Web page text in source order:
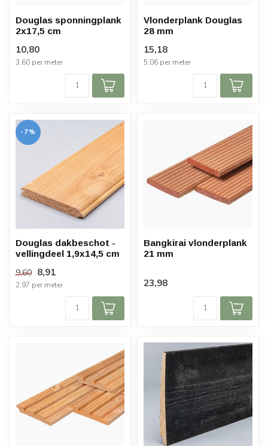
Douglas sponningplank
2x17,5 cm
10,80
3,60 per meter
Vlonderplank Douglas
28 mm
15,18
5,06 per meter
-7%
Douglas dakbeschot -
vellingdeel 1,9x14,5 cm
9,60 8,91
2,97 per meter
Bangkirai vlonderplank
21 mm
23,98